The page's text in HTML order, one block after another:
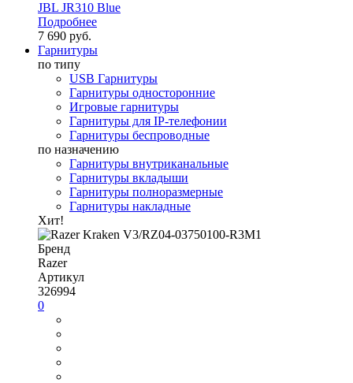
JBL JR310 Blue
Подробнее
7 690 руб.
Гарнитуры
по типу
USB Гарнитуры
Гарнитуры односторонние
Игровые гарнитуры
Гарнитуры для IP-телефонии
Гарнитуры беспроводные
по назначению
Гарнитуры внутриканальные
Гарнитуры вкладыши
Гарнитуры полноразмерные
Гарнитуры накладные
Хит!
Бренд
Razer
Артикул
326994
0